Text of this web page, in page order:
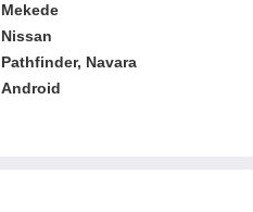
Mekede
Nissan
Pathfinder, Navara
Android